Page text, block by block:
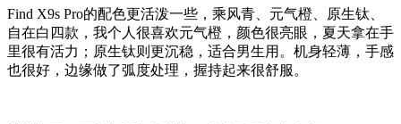
Find X9s Pro的配色更活泼一些，乘风青、元气橙、原生钛、
自在白四款，我个人很喜欢元气橙，颜色很亮眼，夏天拿在手
里很有活力；原生钛则更沉稳，适合男生用。机身轻薄，手感
也很好，边缘做了弧度处理，握持起来很舒服。